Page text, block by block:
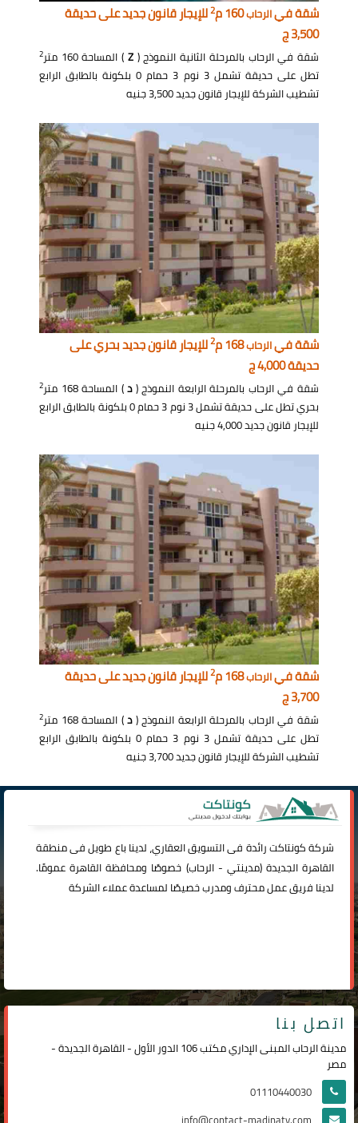
شقة فيالرحاب160 م 2للإيجار قانون جديد على حديقة
3,500 ج
شقة في الرحاب بالمرحلة الثانية النموذج (Z ) المساحة 160 متر 2
تطل على حديقة تشمل 3 نوم 3 حمام 0 بلكونة بالطابق الرابع
تشطيب الشركة للإيجار قانون جديد 3,500 جنيه
شقة فيالرحاب168 م 2للإيجار قانون جديد بحري على
حديقة 4,000 ج
شقة في الرحاب بالمرحلة الرابعة النموذج (د) المساحة 168 متر 2
بحري تطل على حديقة تشمل 3 نوم 3 حمام 0 بلكونة بالطابق الرابع
للإيجار قانون جديد 4,000 جنيه
شقة فيالرحاب168 م 2للإيجار قانون جديد على حديقة
3,700 ج
شقة في الرحاب بالمرحلة الرابعة النموذج (د) المساحة 168 متر 2
تطل على حديقة تشمل 3 نوم 3 حمام 0 بلكونة بالطابق الرابع
تشطيب الشركة للإيجار قانون جديد 3,700 جنيه
شركةكونتاكترائدة فى التسويق العقاري، لدينا باع طويل فى منطقة
القاهرة الجديدة (مدينتي -الرحاب) خصوصًا ومحافظة القاهرة عمومًا.
لدينا فريق عمل محترف ومدرب خصيصًا لمساعدة عملاء الشركة
اتصل بنا
مدينة الرحاب المبنى الإداري مكتب 106 الدور الأول - القاهرة الجديدة -
مصر
01110440030
info@contact-madinaty.com